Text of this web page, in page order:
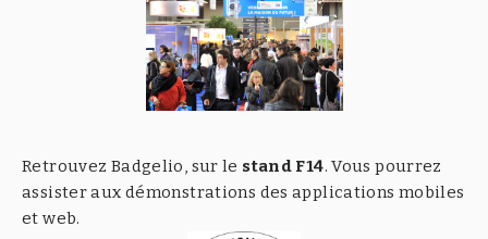
Retrouvez Badgelio, sur le stand F14. Vous pourrez
assister aux démonstrations des applications mobiles
et web.